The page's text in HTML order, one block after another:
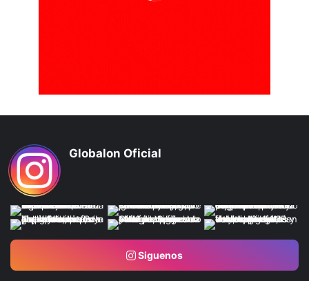
Globalon Oficial
Siguenos